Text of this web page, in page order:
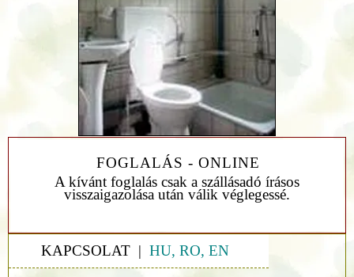
FOGLALÁS - ONLINE
A kívánt foglalás csak a szállásadó írásos
visszaigazolása után válik véglegessé.
KAPCSOLAT | HU, RO, EN